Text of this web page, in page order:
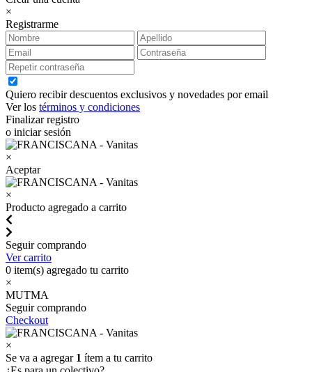
×
Registrarme
Quiero recibir descuentos exclusivos y novedades por email
Ver los términos y condiciones
Finalizar registro
o iniciar sesión
×
Aceptar
×
Producto agregado a carrito
Seguir comprando
Ver carrito
0 item(s) agregado tu carrito
×
MUTMA
Seguir comprando
Checkout
×
Se va a agregar 1 ítem a tu carrito